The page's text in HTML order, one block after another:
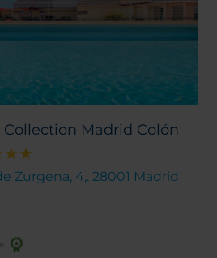
Collection Madrid Colón
Zurgena, 4,. 28001 Madrid